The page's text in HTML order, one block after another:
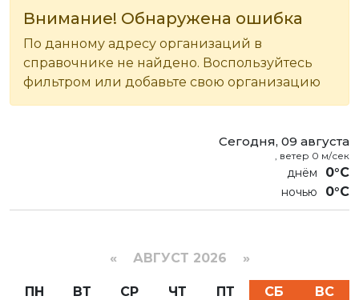
Внимание! Обнаружена ошибка
По данному адресу организаций в
справочнике не найдено. Воспользуйтесь
фильтром или добавьте свою организацию
Сегодня, 09 августа
, ветер 0 м/сек
0°C
0°C
« АВГУСТ 2026 »
ПН ВТ СР ЧТ ПТ СБ
ВС